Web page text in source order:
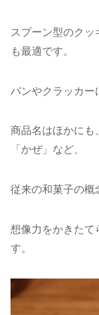
スプーン型のク
も最適です。
パンやクラッカー
商品名はほかにも
「かぜ」など、
従来の和菓子の概
想像力をかきたて
す。